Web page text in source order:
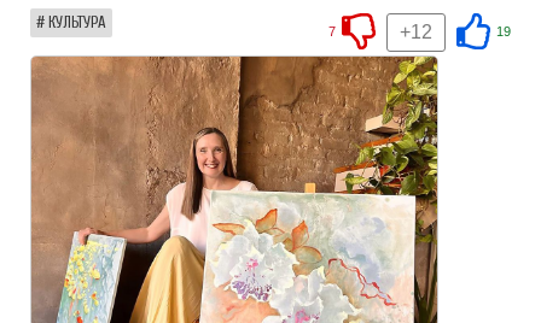
КУЛЬТУРА 19
+12
7